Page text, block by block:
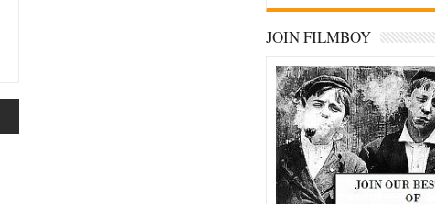
JOIN FILMBOY